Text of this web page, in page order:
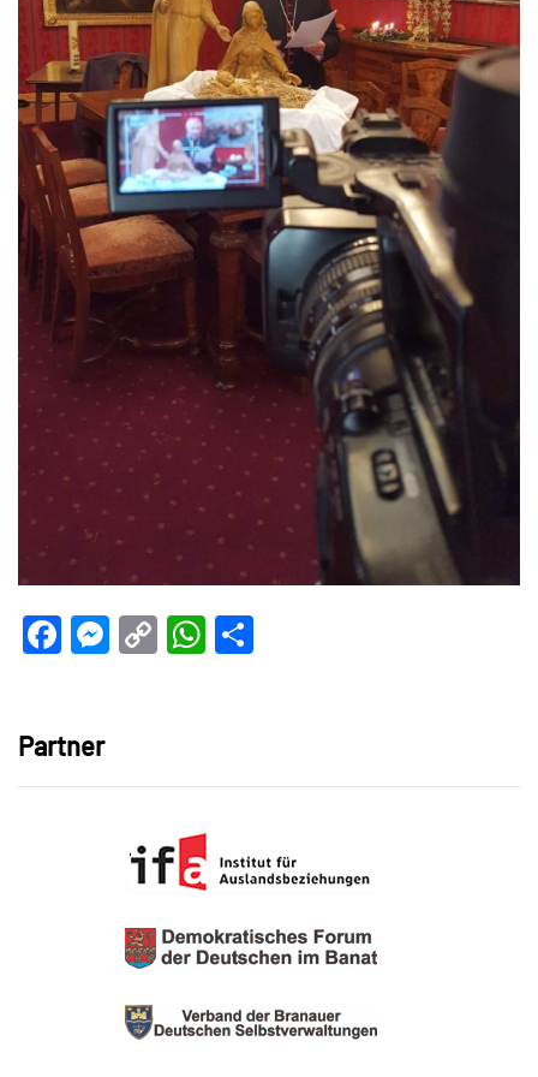
Facebook
Messenger
CopyWhatsApp
Partner